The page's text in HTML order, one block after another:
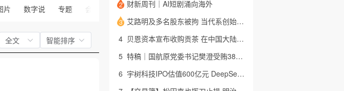
片 数字说 专题 会议 话题 特别呈现 私房课
全文 智能排序
2 财新周刊｜AI短剧涌向海外
3
艾路明及多名股东被拘 当代系创始人因何此时被清算
4
贝恩资本宣布收购贡茶 在中国大陆无法注册商标后退出市场
5
特稿｜国航原党委书记樊澄受贿3847万元二审待宣判 否认大多数指控
6
宇树科技IPO估值600亿元 DeepSeek参与战略配售